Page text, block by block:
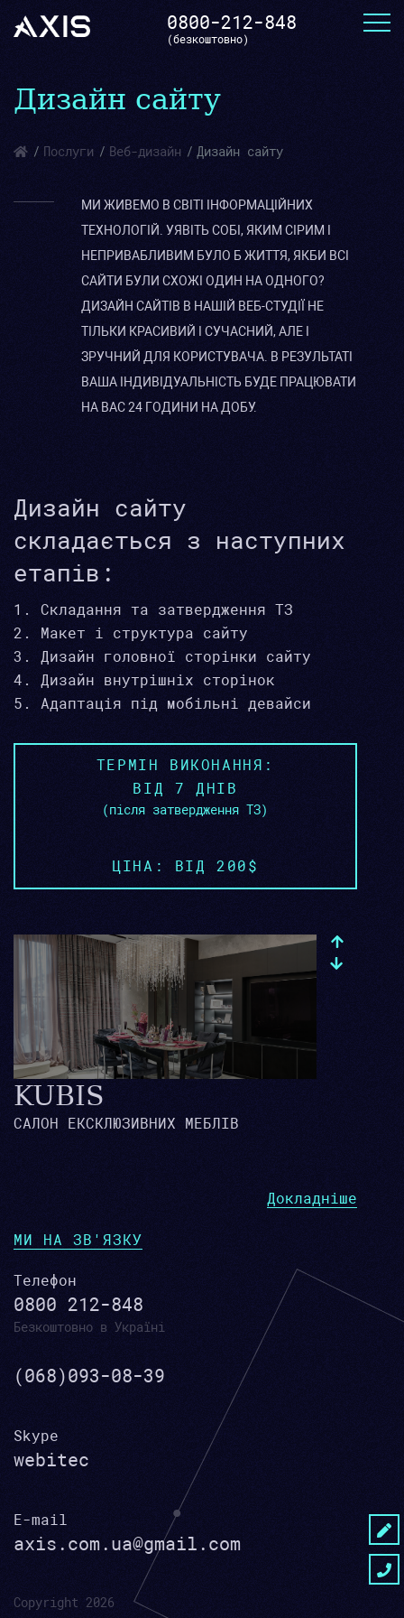
0800-212-848
(безкоштовно)
Дизайн сайту
Послуги Веб-дизайн Дизайн сайту
МИ ЖИВЕМО В СВІТІ ІНФОРМАЦІЙНИХ
ТЕХНОЛОГІЙ. УЯВІТЬ СОБІ, ЯКИМ СІРИМ І
НЕПРИВАБЛИВИМ БУЛО Б ЖИТТЯ, ЯКБИ ВСІ
САЙТИ БУЛИ СХОЖІ ОДИН НА ОДНОГО?
ДИЗАЙН САЙТІВ В НАШІЙ ВЕБ-СТУДІЇ НЕ
ТІЛЬКИ КРАСИВИЙ І СУЧАСНИЙ, АЛЕ І
ЗРУЧНИЙ ДЛЯ КОРИСТУВАЧА. В РЕЗУЛЬТАТІ
ВАША ІНДИВІДУАЛЬНІСТЬ БУДЕ ПРАЦЮВАТИ
НА ВАС 24 ГОДИНИ НА ДОБУ.
Дизайн сайту
складається з наступних
етапів:
Складання та затвердження ТЗ
Макет і структура сайту
Дизайн головної сторінки сайту
Дизайн внутрішніх сторінок
Адаптація під мобільні девайси
ТЕРМІН ВИКОНАННЯ:
ВІД 7 ДНІВ
(після затвердження ТЗ)
ЦІНА: ВІД 200$
KUBIS
САЛОН ЕКСКЛЮЗИВНИХ МЕБЛІВ
Докладніше
МИ НА ЗВ'ЯЗКУ
Телефон
0800 212-848
Безкоштовно в Україні
(068)093-08-39
Skype
webitec
E-mail
axis.com.ua@gmail.com
Copyright 2026